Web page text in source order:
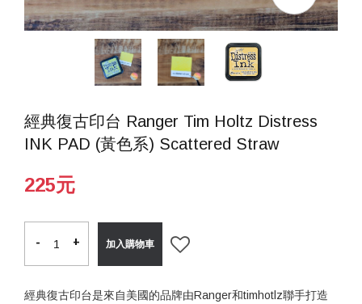
經典復古印台 Ranger Tim Holtz Distress
INK PAD (黃色系) Scattered Straw
225元
- +
- + 加入購物車
經典復古印台是來自美國的品牌由Ranger和timhotlz聯手打造